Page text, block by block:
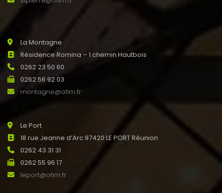
La Montagne
Résidence Romina – 1 chemin Hautbois
0262 23 50 60
0262 56 92 03
montagne@ofim.fr
Le Port
18 rue Jeanne d’Arc 97420 LE PORT Réunion
0262 43 31 31
0262 55 96 17
leport@ofim.fr